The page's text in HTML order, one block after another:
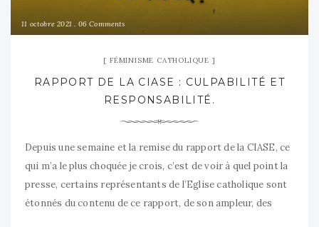
11 octobre 2021 06 Comments
FÉMINISME CATHOLIQUE
RAPPORT DE LA CIASE : CULPABILITÉ ET
RESPONSABILITÉ.
Depuis une semaine et la remise du rapport de la CIASE, ce
qui m’a le plus choquée je crois, c’est de voir à quel point la
presse, certains représentants de l’Eglise catholique sont
étonnés du contenu de ce rapport, de son ampleur, des